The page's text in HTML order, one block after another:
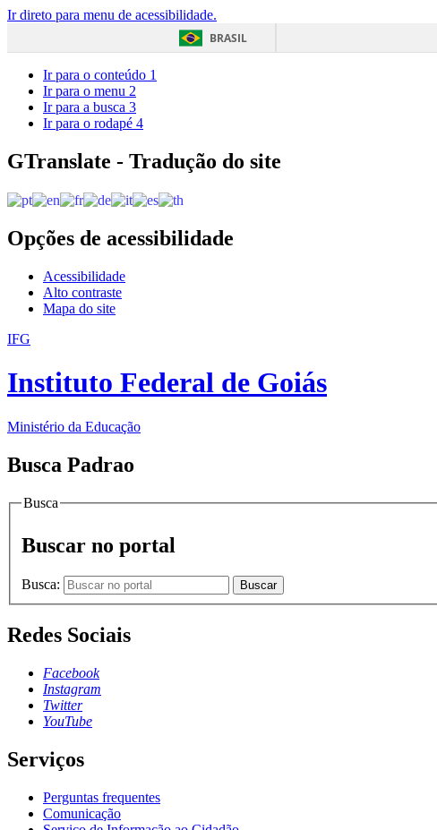
Ir direto para menu de acessibilidade.
BRASIL
Ir para o conteúdo 1
Ir para o menu 2
Ir para a busca 3
Ir para o rodapé 4
GTranslate - Tradução do site
Opções de acessibilidade
Acessibilidade
Alto contraste
Mapa do site
IFG
Instituto Federal de Goiás
Ministério da Educação
Busca Padrao
Busca
Buscar no portal
Busca: Buscar
Redes Sociais
Facebook
Instagram
Twitter
YouTube
Serviços
Perguntas frequentes
Comunicação